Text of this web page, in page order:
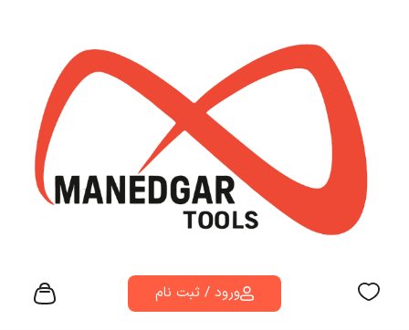
ورود / ثبت نام